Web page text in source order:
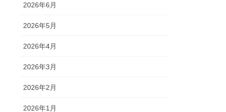
2026年6月
2026年5月
2026年4月
2026年3月
2026年2月
2026年1月